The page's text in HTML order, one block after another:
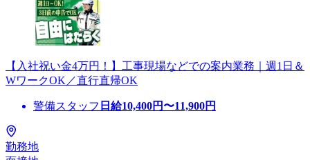
【入社祝い金4万円！】工事現場などでの案内業務｜週1日＆
WワークOK／直行直帰OK
警備スタッフ 日給10,400円〜11,900円
勤務地